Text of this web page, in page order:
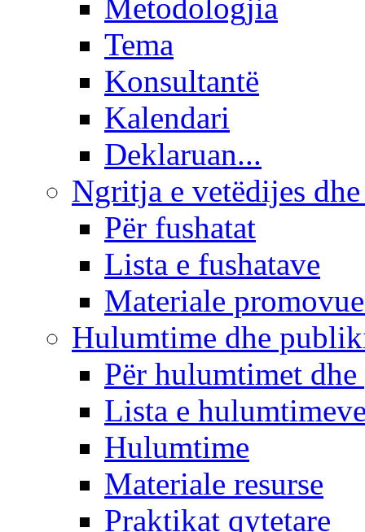
Metodologjia
Tema
Konsultantë
Kalendari
Deklaruan...
Ngritja e vetëdijes
Për fushatat
Lista e fushatave
Materiale
Hulumtime dhe
Për hulumtimet
Lista e
Hulumtime
Materiale resurse
Praktikat qytetare